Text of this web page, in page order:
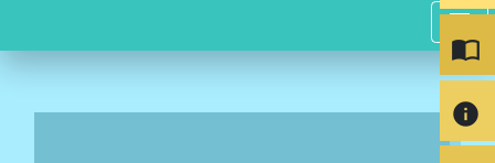
menu
import_contacts
info